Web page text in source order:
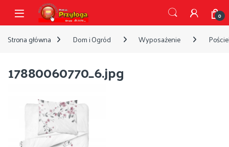
Przejdź do nawigacji
Przejdź do treści
Open 0
Strona główna Dom i Ogród Wyposażenie
17880060770_6.jpg